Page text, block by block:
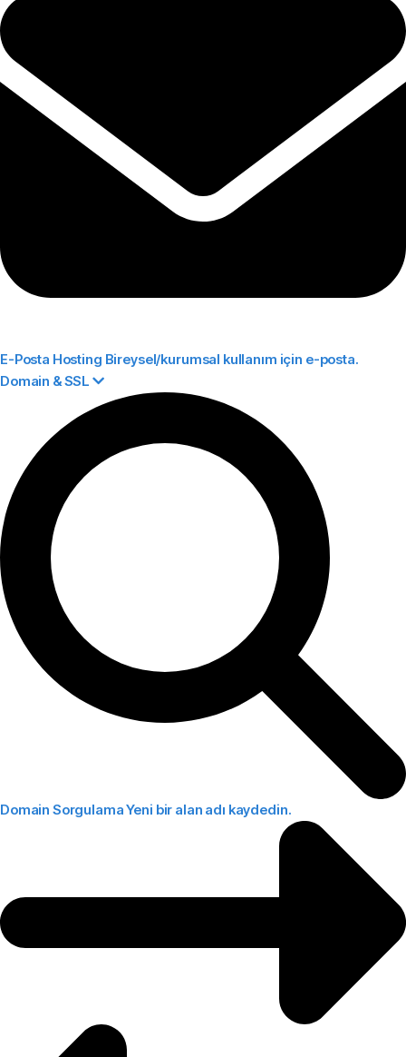
E-Posta Hosting Bireysel/kurumsal kullanım için e-posta.
Domain & SSL
Domain SorgulamaYeni bir alan adı kaydedin.